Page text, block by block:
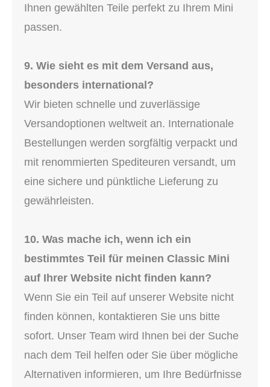
Ihnen gewählten Teile perfekt zu Ihrem Mini
passen.
9. Wie sieht es mit dem Versand aus,
besonders international?
Wir bieten schnelle und zuverlässige
Versandoptionen weltweit an. Internationale
Bestellungen werden sorgfältig verpackt und
mit renommierten Spediteuren versandt, um
eine sichere und pünktliche Lieferung zu
gewährleisten.
10. Was mache ich, wenn ich ein
bestimmtes Teil für meinen Classic Mini
auf Ihrer Website nicht finden kann?
Wenn Sie ein Teil auf unserer Website nicht
finden können, kontaktieren Sie uns bitte
sofort. Unser Team wird Ihnen bei der Suche
nach dem Teil helfen oder Sie über mögliche
Alternativen informieren, um Ihre Bedürfnisse